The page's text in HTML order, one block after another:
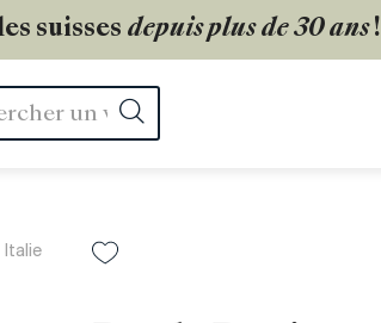
suisses depuis plus de 30 ans!
Italie